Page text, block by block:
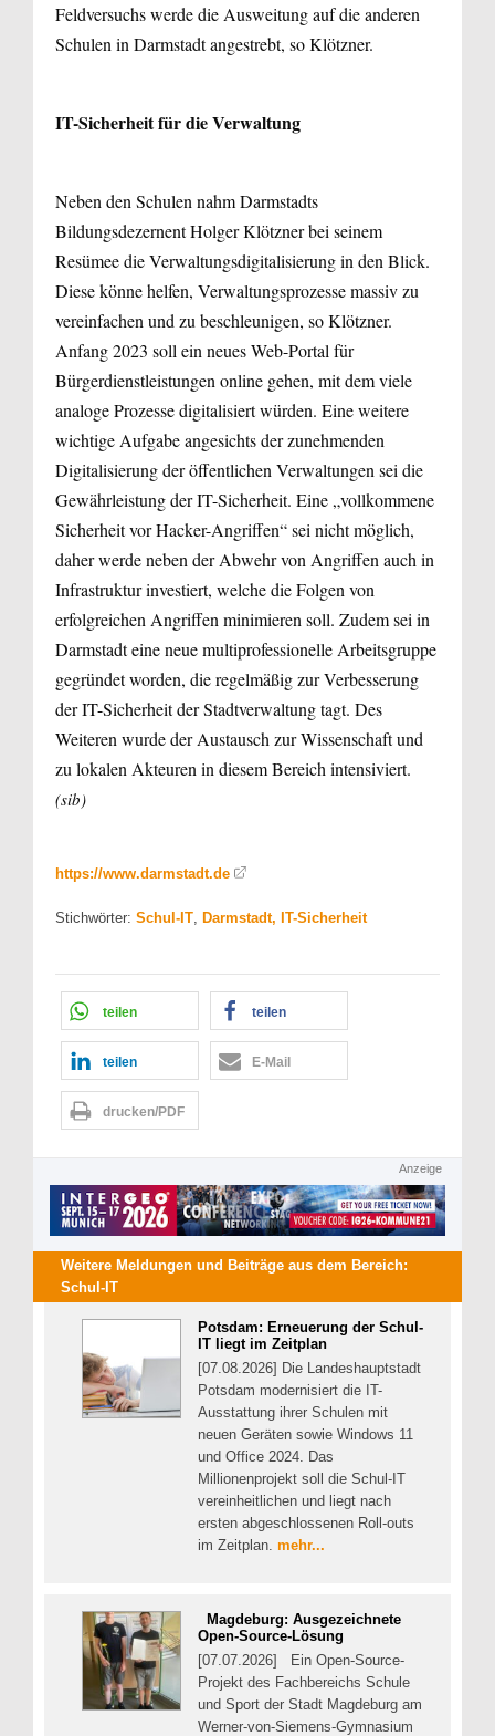
Feldversuchs werde die Ausweitung auf die anderen
Schulen in Darmstadt angestrebt, so Klötzner.
IT-Sicherheit für die Verwaltung
Neben den Schulen nahm Darmstadts
Bildungsdezernent Holger Klötzner bei seinem
Resümee die Verwaltungsdigitalisierung in den Blick.
Diese könne helfen, Verwaltungsprozesse massiv zu
vereinfachen und zu beschleunigen, so Klötzner.
Anfang 2023 soll ein neues Web-Portal für
Bürgerdienstleistungen online gehen, mit dem viele
analoge Prozesse digitalisiert würden. Eine weitere
wichtige Aufgabe angesichts der zunehmenden
Digitalisierung der öffentlichen Verwaltungen sei die
Gewährleistung der IT-Sicherheit. Eine „vollkommene
Sicherheit vor Hacker-Angriffen“ sei nicht möglich,
daher werde neben der Abwehr von Angriffen auch in
Infrastruktur investiert, welche die Folgen von
erfolgreichen Angriffen minimieren soll. Zudem sei in
Darmstadt eine neue multiprofessionelle Arbeitsgruppe
gegründet worden, die regelmäßig zur Verbesserung
der IT-Sicherheit der Stadtverwaltung tagt. Des
Weiteren wurde der Austausch zur Wissenschaft und
zu lokalen Akteuren in diesem Bereich intensiviert.
(sib)
https://www.darmstadt.de
Stichwörter: Schul-IT Darmstadt, IT-Sicherheit
teilen teilen
teilen E-Mail
drucken/PDF
Anzeige
Weitere Meldungen und Beiträge aus dem Bereich:
Schul-IT
Potsdam: Erneuerung der Schul-
IT liegt im Zeitplan
[07.08.2026] Die Landeshauptstadt
Potsdam modernisiert die IT-
Ausstattung ihrer Schulen mit
neuen Geräten sowie Windows 11
und Office 2024. Das
Millionenprojekt soll die Schul-IT
vereinheitlichen und liegt nach
ersten abgeschlossenen Roll-outs
im Zeitplan. mehr...
Magdeburg: Ausgezeichnete
Open-Source-Lösung
[07.07.2026] Ein Open-Source-
Projekt des Fachbereichs Schule
und Sport der Stadt Magdeburg am
Werner-von-Siemens-Gymnasium